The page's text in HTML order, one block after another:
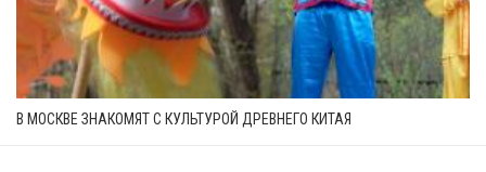
В МОСКВЕ ЗНАКОМЯТ С КУЛЬТУРОЙ ДРЕВНЕГО КИТАЯ